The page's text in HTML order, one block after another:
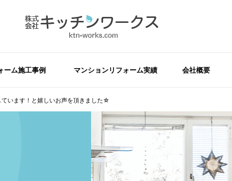
ーム施工事例 マンションリフォーム実績 会社概要
います！と嬉しいお声を頂きました☆